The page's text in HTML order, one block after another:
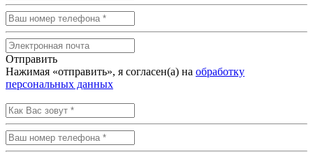
Отправить
Нажимая «отправить», я согласен(а) на обработку
персональных данных